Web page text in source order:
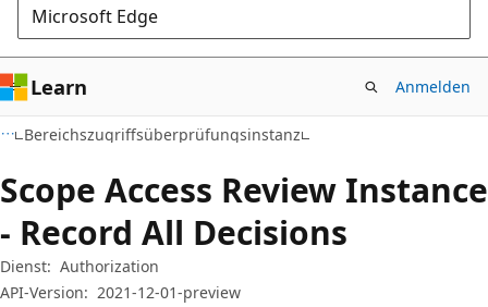
Microsoft Edge
Learn Anmelden
Bereichszugriffsüberprüfungsinstanz
Scope Access Review Instance
- Record All Decisions
Dienst: Authorization
API-Version: 2021-12-01-preview